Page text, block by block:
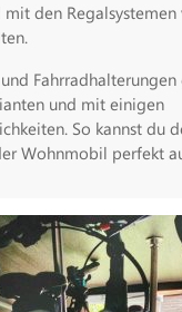
den Regalsystemen
und mit einigen
So kannst du
Wohnmobil perfekt